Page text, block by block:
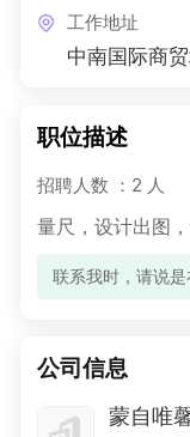
工作地址
职位描述
招聘人数 ：2 人
量尺，设计出图
联系我时，请说是
公司信息
蒙自唯